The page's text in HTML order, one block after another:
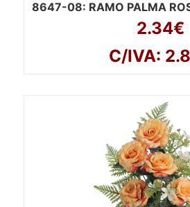
8647-08: RAMO PALMA
2.34€
C/IVA: